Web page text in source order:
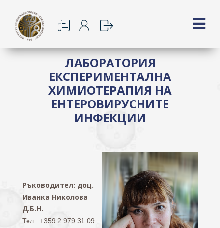
ЛАБОРАТОРИЯ
ЕКСПЕРИМЕНТАЛНА
ХИМИОТЕРАПИЯ НА
ЕНТЕРОВИРУСНИТЕ
ИНФЕКЦИИ
Ръководител: доц.
Иванка Николова
Д.Б.Н.
Тел.: +359 2 979 31 09